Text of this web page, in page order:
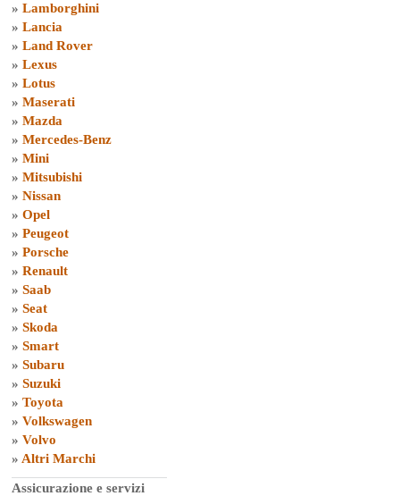
» Lamborghini
» Lancia
» Land Rover
» Lexus
» Lotus
» Maserati
» Mazda
» Mercedes-Benz
» Mini
» Mitsubishi
» Nissan
» Opel
» Peugeot
» Porsche
» Renault
» Saab
» Seat
» Skoda
» Smart
» Subaru
» Suzuki
» Toyota
» Volkswagen
» Volvo
» Altri Marchi
Assicurazione e servizi